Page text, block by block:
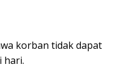
korban tidak dapat
hari.